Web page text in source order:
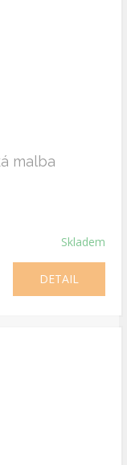
malba
Skladem
DETAIL